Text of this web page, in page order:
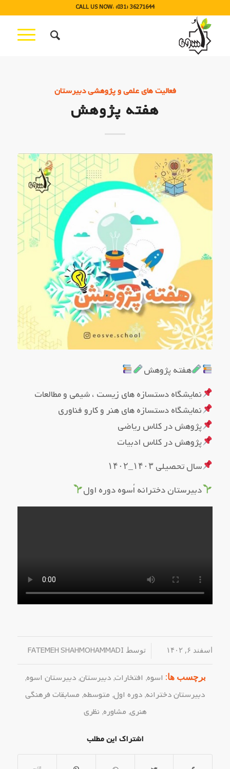
CALL US NOW: (031) 36271644
فعالیت های علمی و پژوهشی دبیرستان
هفته پژوهش
هفته پژوهش
نمایشگاه دستسازه های زیست ، شیمی و مطالعات
نمایشگاه دستسازه های هنر و کارو فناوری
پژوهش در کلاس ریاضی
پژوهش در کلاس ادبیات
سال تحصیلی ۱۴۰۳_۱۴۰۲
دبیرستان دخترانه اُسوه دوره اول
اسفند ۶, ۱۴۰۲ / توسط FATEMEH SHAHMOHAMMADI
برچسب ها: اسوه, افتخارات,دبیرستان,دبیرستان اسوه,
دبیرستان دخترانه, دوره اول, متوسطه, مسابقات فرهنگی
هنری, مشاوره, نظری
اشتراک این مطلب